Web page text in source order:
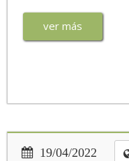
ver más
19/04/2022